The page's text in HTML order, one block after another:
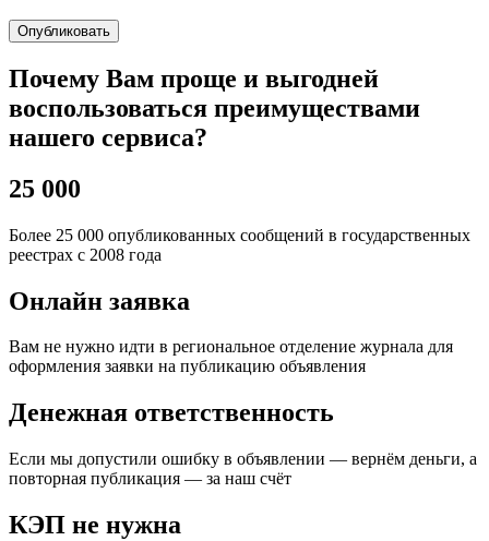
Опубликовать
Почему Вам проще и выгодней
воспользоваться преимуществами
нашего сервиса?
25 000
Более 25 000 опубликованных сообщений в государственных
реестрах с 2008 года
Онлайн заявка
Вам не нужно идти в региональное отделение журнала для
оформления заявки на публикацию объявления
Денежная ответственность
Если мы допустили ошибку в объявлении — вернём деньги, а
повторная публикация — за наш счёт
КЭП не нужна